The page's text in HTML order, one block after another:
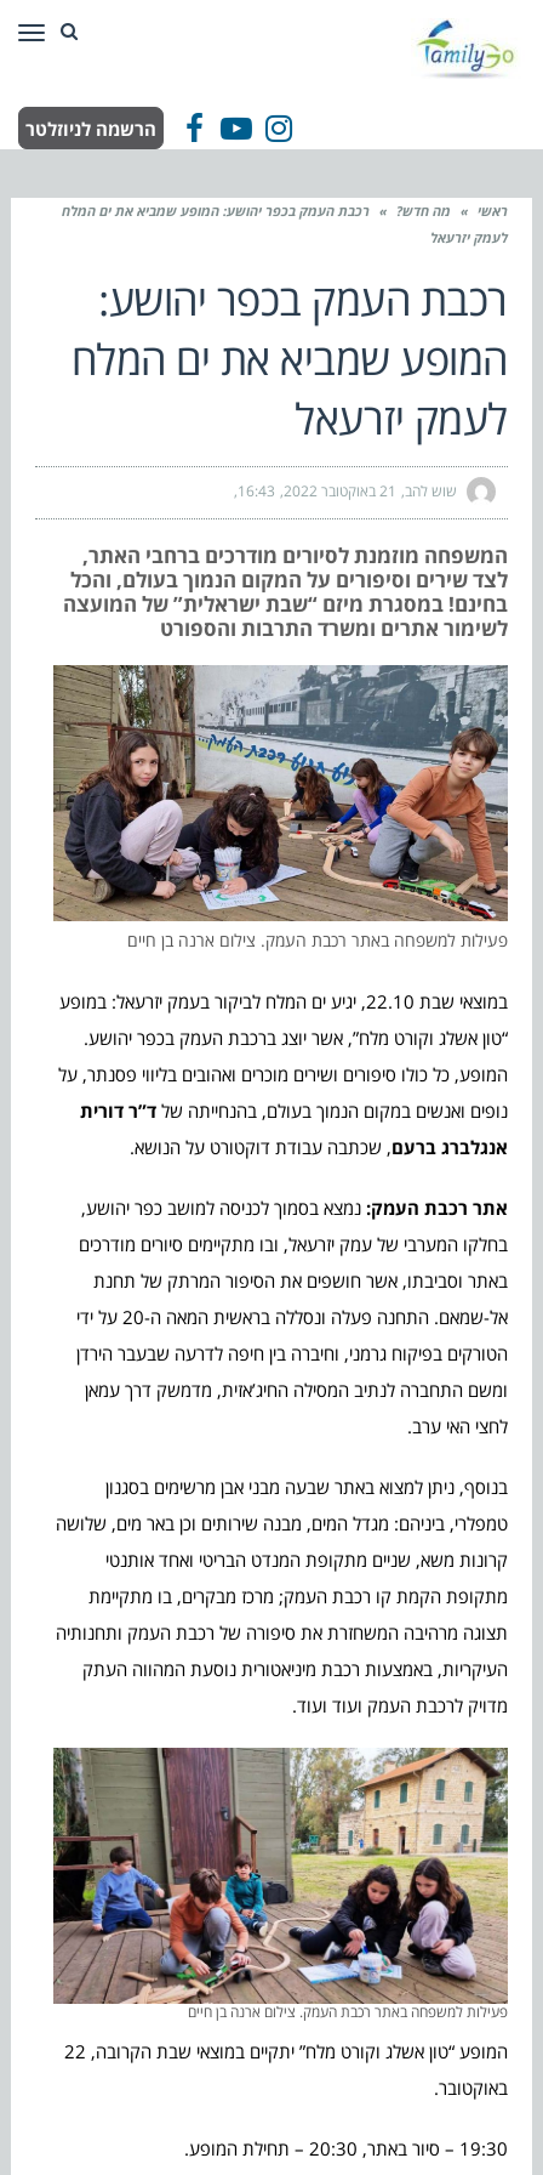
Facebook
YouTube
Instagram הרשמה לניוזלטר
ראשי » מה חדש? » רכבת העמק בכפר יהושע: המופע שמביא את ים המלח
לעמק יזרעאל
רכבת העמק בכפר יהושע:
המופע שמביא את ים המלח
לעמק יזרעאל
שוש להב 21 באוקטובר 2022 16:43
המשפחה מוזמנת לסיורים מודרכים ברחבי האתר,
לצד שירים וסיפורים על המקום הנמוך בעולם, והכל
בחינם! במסגרת מיזם “שבת ישראלית” של המועצה
לשימור אתרים ומשרד התרבות והספורט
פעילות למשפחה באתר רכבת העמק. צילום ארנה בן חיים
במוצאי שבת 22.10, יגיע ים המלח לביקור בעמק יזרעאל: במופע
“טון אשלג וקורט מלח”, אשר יוצג ברכבת העמק בכפר יהושע.
המופע, כל כולו סיפורים ושירים מוכרים ואהובים בליווי פסנתר, על
נופים ואנשים במקום הנמוך בעולם, בהנחייתה שלד”ר דורית
אנגלברג ברעם, שכתבה עבודת דוקטורט על הנושא.
אתר רכבת העמק: נמצא בסמוך לכניסה למושב כפר יהושע,
בחלקו המערבי של עמק יזרעאל, ובו מתקיימים סיורים מודרכים
באתר וסביבתו, אשר חושפים את הסיפור המרתק של תחנת
אל-שמאם. התחנה פעלה ונסללה בראשית המאה ה-20 על ידי
הטורקים בפיקוח גרמני, וחיברה בין חיפה לדרעה שבעבר הירדן
ומשם התחברה לנתיב המסילה החיג’אזית, מדמשק דרך עמאן
לחצי האי ערב.
בנוסף, ניתן למצוא באתר שבעה מבני אבן מרשימים בסגנון
טמפלרי, ביניהם: מגדל המים, מבנה שירותים וכן באר מים, שלושה
קרונות משא, שניים מתקופת המנדט הבריטי ואחד אותנטי
מתקופת הקמת קו רכבת העמק; מרכז מבקרים, בו מתקיימת
תצוגה מרהיבה המשחזרת את סיפורה של רכבת העמק ותחנותיה
העיקריות, באמצעות רכבת מיניאטורית נוסעת המהווה העתק
מדויק לרכבת העמק ועוד ועוד.
פעילות למשפחה באתר רכבת העמק. צילום ארנה בן חיים
המופע “טון אשלג וקורט מלח” יתקיים במוצאי שבת הקרובה, 22
באוקטובר.
19:30 – סיור באתר, 20:30 – תחילת המופע.